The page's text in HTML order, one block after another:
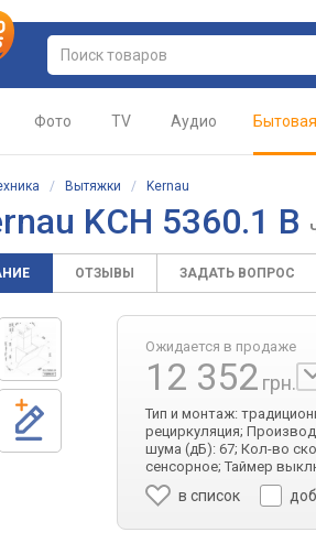
Фото TV Аудио
/ Вытяжки / Kernau
KCH 5360.1 B
ОТЗЫВЫ ЗАДАТЬ ВОПРОС
Ожидается в продаже
12 352 грн.
Тип и монтаж:
рециркуляция;
шума (дБ): 67; Кол-во
сенсорное; Таймер
в список